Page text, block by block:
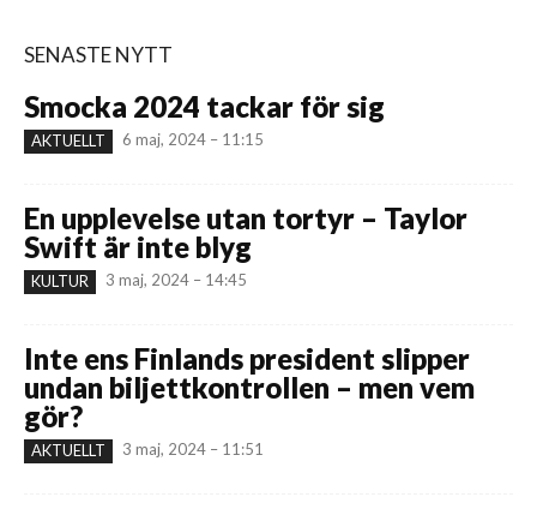
SENASTE NYTT
Smocka 2024 tackar för sig
AKTUELLT 6 maj, 2024 – 11:15
En upplevelse utan tortyr – Taylor
Swift är inte blyg
KULTUR 3 maj, 2024 – 14:45
Inte ens Finlands president slipper
undan biljettkontrollen – men vem
gör?
AKTUELLT 3 maj, 2024 – 11:51